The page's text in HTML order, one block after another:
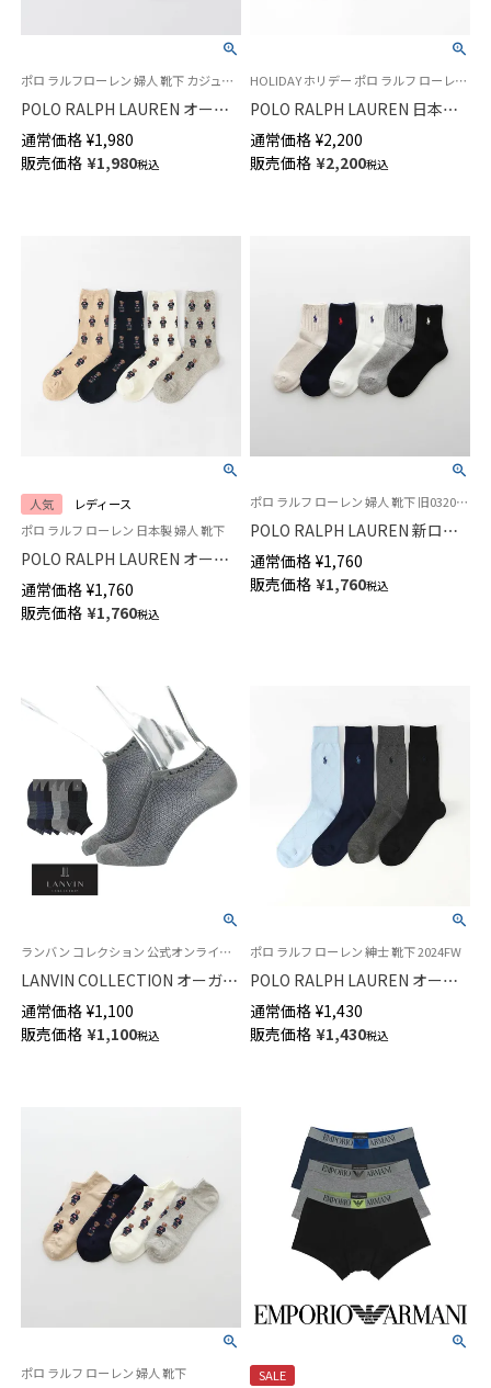
ポロ ラルフローレン 婦人 靴下 カジュアル 2025FW
POLO RALPH LAUREN オーガ
ニックコットン混 ボクシングベ
ア ポロベア スニーカー丈 レデ
ィース ソックス 03207818
通常価格 ¥1,980
販売価格 ¥1,980税込
HOLIDAY ホリデー ポロ ラルフ ローレン 紳士 靴下 25FW
POLO RALPH LAUREN 日本製
オーガニックコットン混 ホリデ
ーベア クルー丈 カジュアル メ
ンズ ソックス 02012503
通常価格 ¥2,200
販売価格 ¥2,200税込
人気
レディース
ポロ ラルフ ローレン 日本製 婦人 靴下
POLO RALPH LAUREN オーガ
ニックコットン混 フラッグミニ
ベア総柄 ポロベア クルー丈 ソ
ックス レディース 03207557
通常価格 ¥1,760
販売価格 ¥1,760税込
ポロ ラルフ ローレン 婦人 靴下 旧03207522
POLO RALPH LAUREN 新ロー
ゲージ 刺繍 ワンポイントソッ
クス ショート丈 オーガニック
コットン混 レディース
通常価格 ¥1,760
販売価格 ¥1,760税込
ランバン コレクション 公式オンラインショップ 紳士 靴下
LANVIN COLLECTION オーガニ
ックコットン混 ビッグメッシュ
＆ロゴ スニーカー丈 メンズ カ
ジュアル ソックス 02452319
通常価格 ¥1,100
販売価格 ¥1,100税込
ポロ ラルフ ローレン 紳士 靴下 2024FW
POLO RALPH LAUREN オーガ
ニックコットン混 アーガイル
クルー丈 メンズ ソックス【25-
27cm】【27-29cm】 02012452
通常価格 ¥1,430
販売価格 ¥1,430税込
ポロ ラルフ ローレン 婦人 靴下
SALE